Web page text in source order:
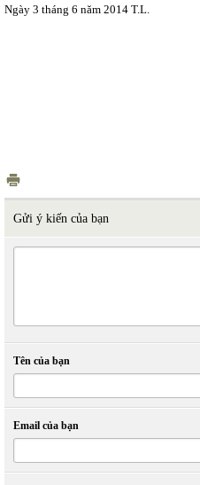
Ngày 3 tháng 6 năm 2014 T.L.
Gửi ý kiến của bạn
Tên của bạn
Email của bạn